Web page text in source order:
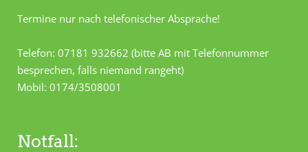
Termine nur nach telefonischer Absprache!
Telefon: 07181 932662 (bitte AB mit Telefonnummer
besprechen, falls niemand rangeht)
Mobil: 0174/3508001
Notfall: